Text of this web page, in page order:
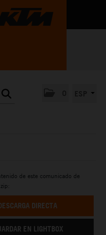
de este comunicado de
DIRECTA
EN LIGHTBOX